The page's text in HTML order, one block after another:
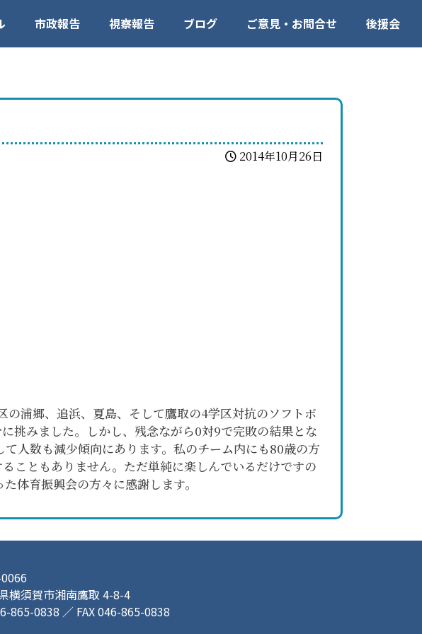
市政報告 視察報告 ブログ ご意見・お問合せ 後援会
2014年10月26日
浦郷、追浜、夏島、そして鷹取の4学区対抗のソフトボ
挑みました。しかし、残念ながら0対9で完敗の結果とな
人数も減少傾向にあります。私のチーム内にも80歳の方
こともありません。ただ単純に楽しんでいるだけですの
体育振興会の方々に感謝します。
横須賀市湘南鷹取 4-8-4
865-0838 ／ FAX 046-865-0838